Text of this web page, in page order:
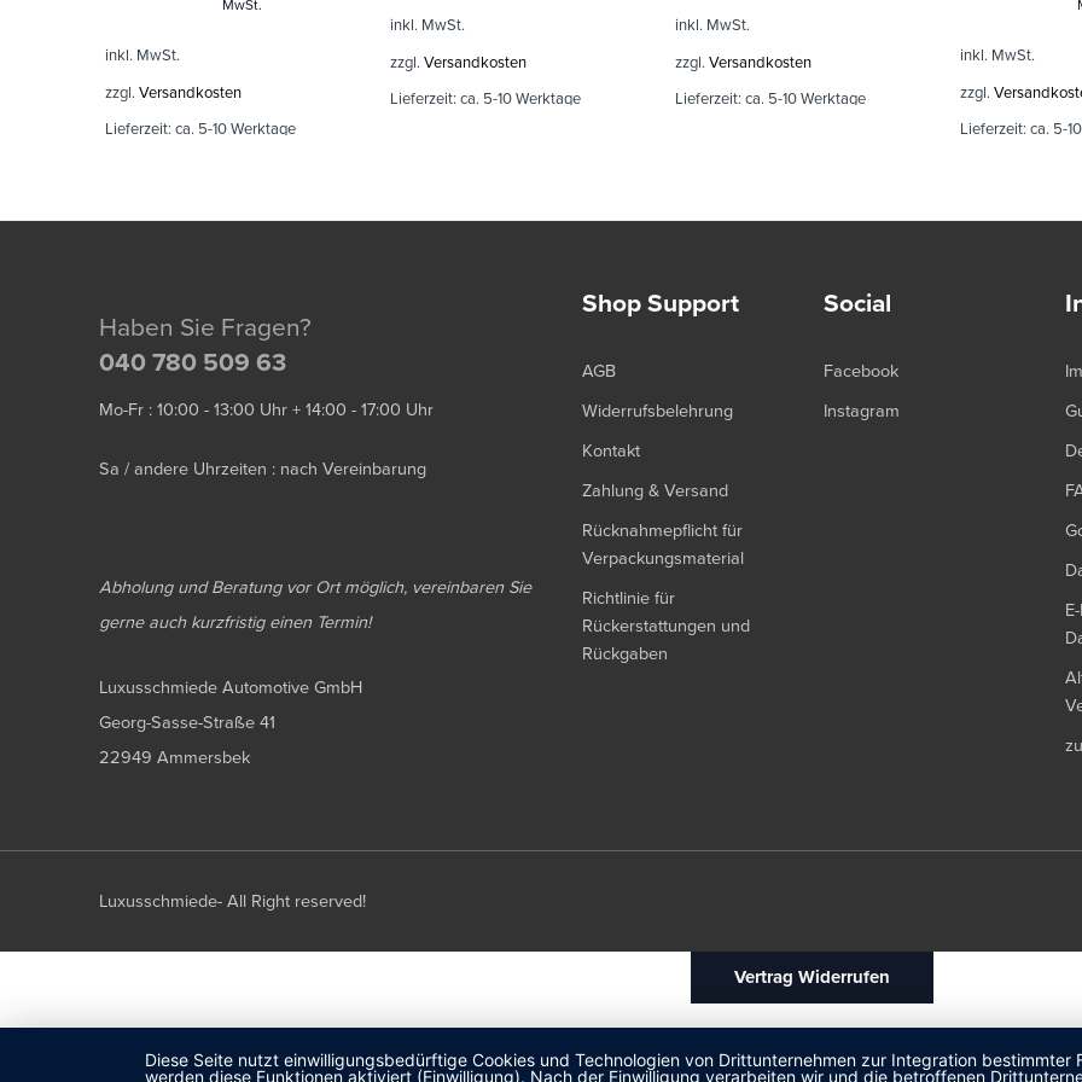
MwSt.
inkl. MwSt.
zzgl. Versandkosten
Lieferzeit: ca. 5-10 Werktage
inkl. MwSt.
zzgl. Versandkosten
Lieferzeit: ca. 5-10 Werktage
inkl. MwSt.
zzgl. Versandkosten
Lieferzeit: ca. 5-10 Werktage
inkl. MwSt.
zzgl.
Lieferzeit: ca. 5-
Haben Sie Fragen?
040 780 509 63
Mo-Fr : 10:00 - 13:00 Uhr + 14:00 - 17:00 Uhr
Sa / andere Uhrzeiten : nach Vereinbarung
Abholung und Beratung vor Ort möglich, vereinbaren Sie
gerne auch kurzfristig einen Termin!
Luxusschmiede Automotive GmbH
Georg-Sasse-Straße 41
22949 Ammersbek
Shop Support
AGB
Widerrufsbelehrung
Kontakt
Zahlung & Versand
Rücknahmepflicht für
Verpackungsmaterial
Richtlinie für
Rückerstattungen und
Rückgaben
Social
Facebook
Instagram
Luxusschmiede- All Right reserved!
Vertrag Widerrufen
Diese Seite nutzt einwilligungsbedürftige Cookies und Technologien von Drittunternehmen zur Integration
werden diese Funktionen aktiviert (Einwilligung). Nach der Einwilligung verarbeiten wir und die betroffenen